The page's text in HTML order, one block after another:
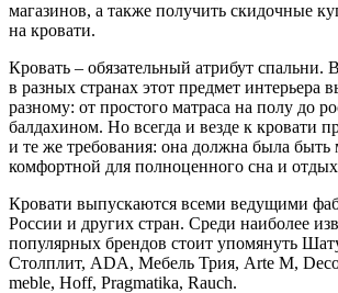
магазинов, а также получить скидочные
на кровати.
Кровать – обязательный атрибут спальни.
в разных странах этот предмет интерьера
разному: от простого матраса на полу до
балдахином. Но всегда и везде к кровати
и те же требования: она должна была быть
комфортной для полноценного сна и
Кровати выпускаются всеми ведущими
России и других стран. Среди наиболее
популярных брендов стоит упомянуть
Столплит, ADA, Мебель Трия, Arte M,
meble, Hoff, Pragmatika, Rauch.